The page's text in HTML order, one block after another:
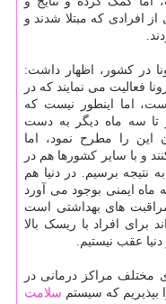
افرادی که مبتلا شدند و
در کشور، اظهار داشت:
فعالیت می نمایند که در
اما اینطور نیست که
تا سه ماه دیگر به دست
را مطرح نمود، اما
و با سایر کشورها هم در
نتیجه برسیم. در دنیا هم
ماه ایمنی بوجود می آورد
مراقبت های بهداشتی است
برای افراد با ریسک بالا
عقب نیستیم.
مختلف مراکز درمانی در
بپذیریم که سیستم سلامت